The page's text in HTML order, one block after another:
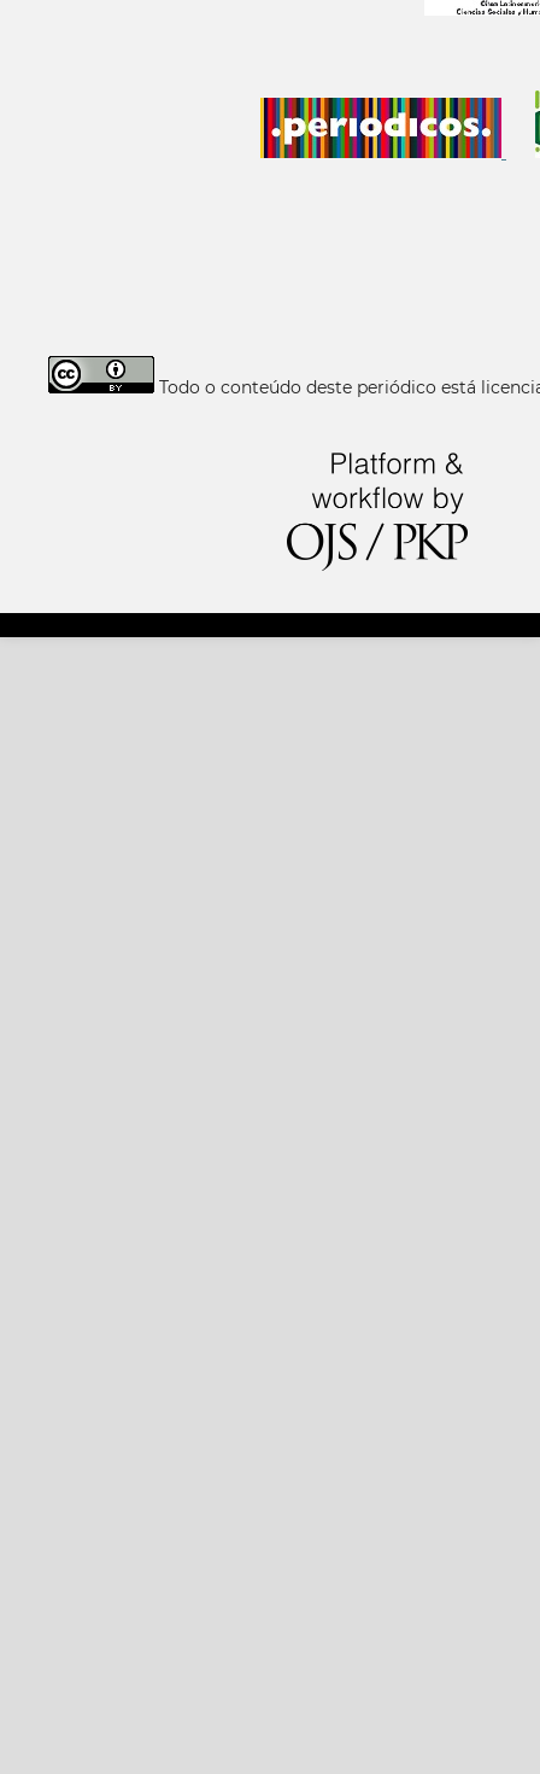
Todo o conteúdo deste periódico está